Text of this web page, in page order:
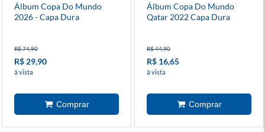
Álbum Copa Do Mundo
2026 - Capa Dura
R$ 74,90
R$ 29,90
à vista
Álbum Copa Do Mundo
Qatar 2022 Capa Dura
R$ 44,90
R$ 16,65
à vista